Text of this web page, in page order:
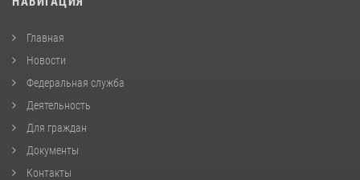
Главная
Новости
Федеральная служба
Деятельность
Для граждан
Документы
Контакты